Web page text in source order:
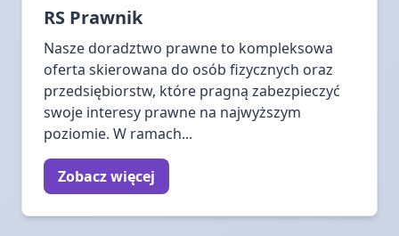
RS Prawnik
Nasze doradztwo prawne to kompleksowa
oferta skierowana do osób fizycznych oraz
przedsiębiorstw, które pragną zabezpieczyć
swoje interesy prawne na najwyższym
poziomie. W ramach...
Zobacz więcej